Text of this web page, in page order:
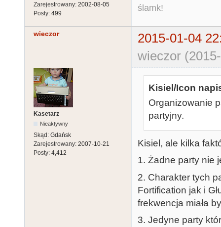
Zarejestrowany: 2002-08-05
Posty: 499
ślamk!
wieczor
2015-01-04
wieczor
Kasetarz
Nieaktywny
Skąd: Gdańsk
Zarejestrowany: 2007-10-21
Posty: 4,412
Kisiel/Icon
Organizowanie
partyjny.
Kisiel, ale kilka
1. Żadne party nie
2. Charakter tych
Fortification jak i
frekwencja miała
3. Jedyne party